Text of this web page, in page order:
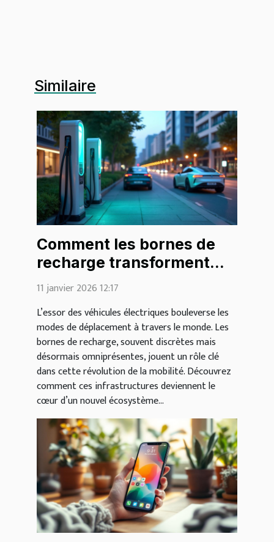
Similaire
Comment les bornes de
recharge transforment
l'avenir de la mobilité ?
11 janvier 2026 12:17
L’essor des véhicules électriques bouleverse les
modes de déplacement à travers le monde. Les
bornes de recharge, souvent discrètes mais
désormais omniprésentes, jouent un rôle clé
dans cette révolution de la mobilité. Découvrez
comment ces infrastructures deviennent le
cœur d’un nouvel écosystème...